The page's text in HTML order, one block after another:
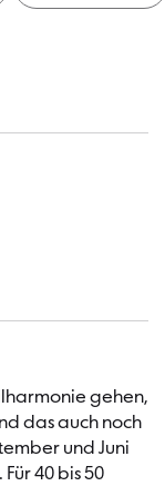
gehen,
das auch noch
und Juni
40 bis 50